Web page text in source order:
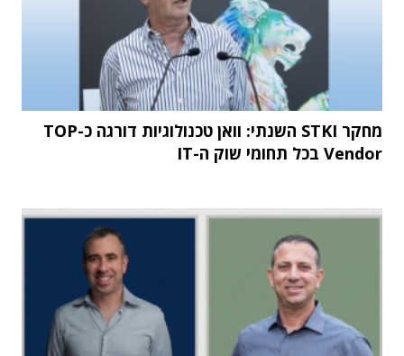
מחקר STKI השנתי: וואן טכנולוגיות דורגה כ-TOP
Vendor בכל תחומי שוק ה-IT